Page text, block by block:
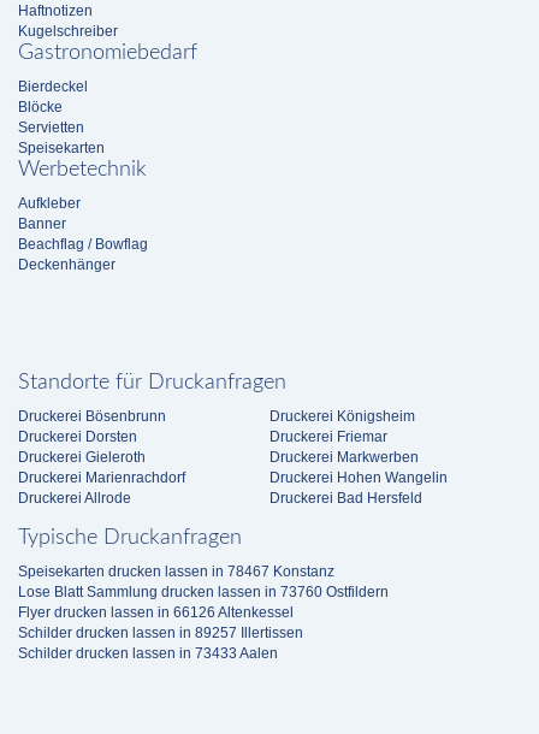
Haftnotizen
Kugelschreiber
Gastronomiebedarf
Bierdeckel
Blöcke
Servietten
Speisekarten
Werbetechnik
Aufkleber
Banner
Beachflag / Bowflag
Deckenhänger
Standorte für Druckanfragen
Druckerei Bösenbrunn
Druckerei Dorsten
Druckerei Gieleroth
Druckerei Marienrachdorf
Druckerei Allrode
Druckerei Königsheim
Druckerei Friemar
Druckerei Markwerben
Druckerei Hohen Wangelin
Druckerei Bad Hersfeld
Typische Druckanfragen
Speisekarten drucken lassen in 78467 Konstanz
Lose Blatt Sammlung drucken lassen in 73760 Ostfildern
Flyer drucken lassen in 66126 Altenkessel
Schilder drucken lassen in 89257 Illertissen
Schilder drucken lassen in 73433 Aalen